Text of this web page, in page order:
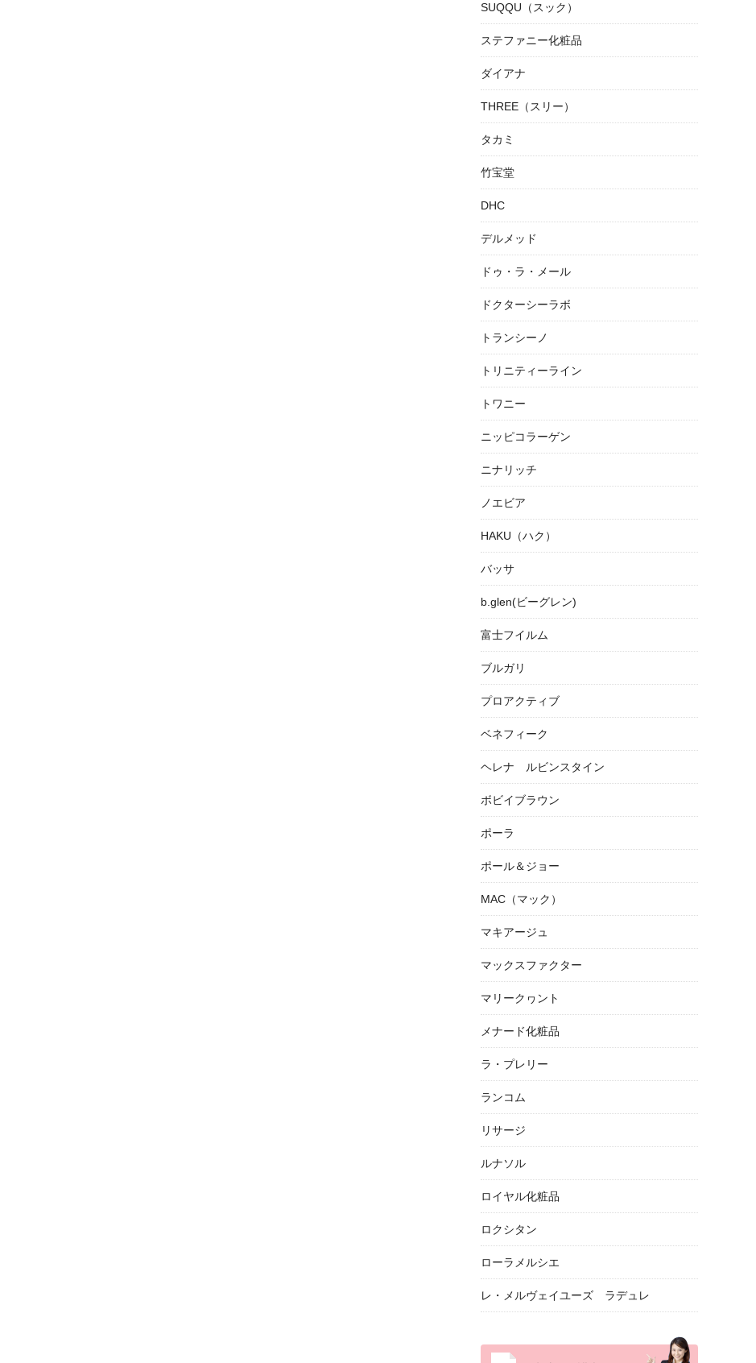
SUQQU（スック）
ステファニー化粧品
ダイアナ
THREE（スリー）
タカミ
竹宝堂
DHC
デルメッド
ドゥ・ラ・メール
ドクターシーラボ
トランシーノ
トリニティーライン
トワニー
ニッピコラーゲン
ニナリッチ
ノエビア
HAKU（ハク）
バッサ
b.glen(ビーグレン)
富士フイルム
ブルガリ
プロアクティブ
ベネフィーク
ヘレナ ルビンスタイン
ボビイブラウン
ポーラ
ポール＆ジョー
MAC（マック）
マキアージュ
マックスファクター
マリークヮント
メナード化粧品
ラ・プレリー
ランコム
リサージ
ルナソル
ロイヤル化粧品
ロクシタン
ローラメルシエ
レ・メルヴェイユーズ ラデュレ